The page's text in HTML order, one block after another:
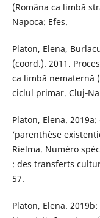
(Româna ca limbă
Napoca: Efes.
Platon, Elena,
(coord.). 2011.
ca limbă nematernă
ciclul primar.
Platon, Elena.
‘parenthèse
Rielma. Numéro
: des transferts
57.
Platon, Elena.